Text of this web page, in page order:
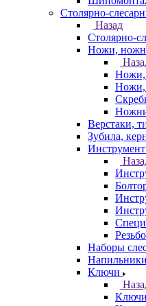
Столярно-
Назад
Столярно-
Ножи,
Ножи,
Верстаки,
Зубила,
Наборы
Ключи
Ключи